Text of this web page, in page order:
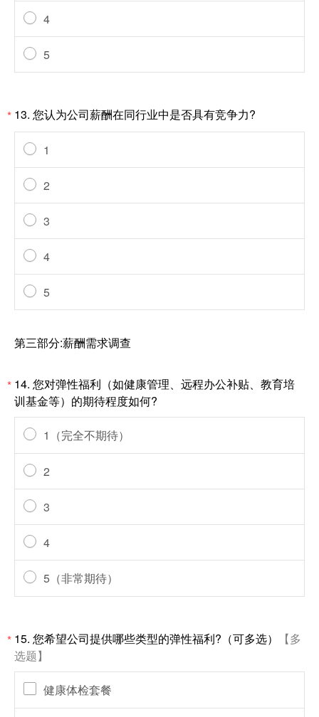
4
5
* 13. 您认为公司薪酬在同行业中是否具有竞争力?
1
2
3
4
5
第三部分:薪酬需求调查
* 14. 您对弹性福利（如健康管理、远程办公补贴、教育培
训基金等）的期待程度如何?
1（完全不期待）
2
3
4
5（非常期待）
* 15. 您希望公司提供哪些类型的弹性福利?（可多选）
【多
选题】
健康体检套餐